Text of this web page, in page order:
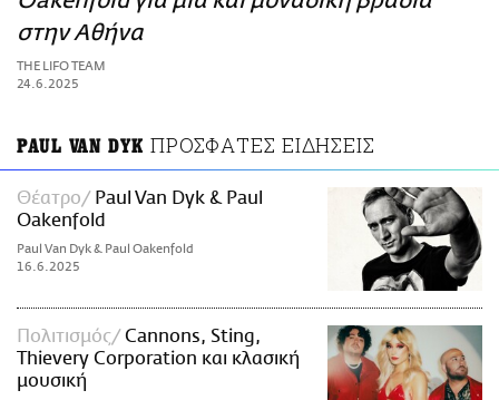
ΑΜΠΑ
PRINT
στην Αθήνα
THE LIFO TEAM
24.6.2025
PAUL VAN DYK ΠΡΟΣΦΑΤΕΣ ΕΙΔΗΣΕΙΣ
Θέατρο
Paul Van Dyk & Paul
Oakenfold
Paul Van Dyk & Paul Oakenfold
16.6.2025
Πολιτισμός
Cannons, Sting,
Thievery Corporation και κλασική
μουσική